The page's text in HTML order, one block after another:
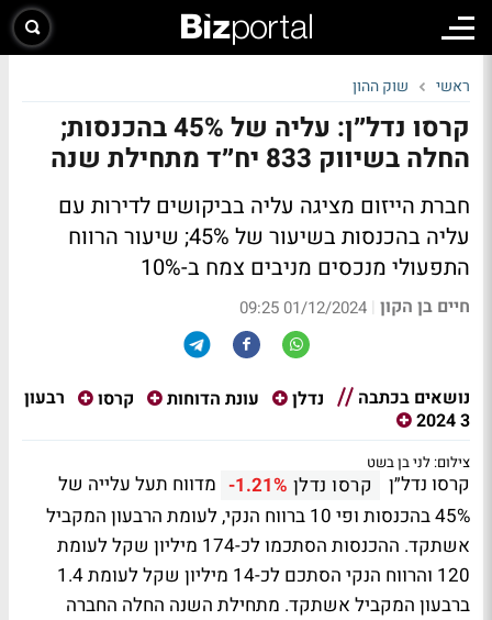
ראשי שוק ההון
קרסו נדל״ן: עליה של 45% בהכנסות;
החלה בשיווק 833 יח״ד מתחילת שנה
חברת הייזום מציגה עליה בביקושים לדירות עם
עליה בהכנסות בשיעור של 45%; שיעור הרווח
התפעולי מנכסים מניבים צמח ב-10%
חיים בן הקון |
01/12/2024 09:25
נושאים בכתבה נדלן עונת הדוחות קרסו
רבעון
3 2024
צילום: לני בן בשט
קרסו נדל״ן קרסו נדלן -1.21% מדווח תעל עלייה של
45% בהכנסות ופי 10 ברווח הנקי, לעומת הרבעון המקביל
אשתקד. ההכנסות הסתכמו לכ-174 מיליון שקל לעומת
120 והרווח הנקי הסתכם לכ-14 מיליון שקל לעומת 1.4
ברבעון המקביל אשתקד. מתחילת השנה החלה החברה